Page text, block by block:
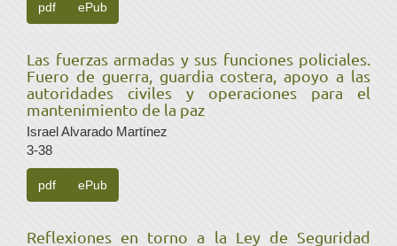
pdf ePub
Las fuerzas armadas y sus funciones policiales.
Fuero de guerra, guardia costera, apoyo a las
autoridades civiles y operaciones para el
mantenimiento de la paz
Israel Alvarado Martínez
3-38
pdf ePub
Reflexiones en torno a la Ley de Seguridad